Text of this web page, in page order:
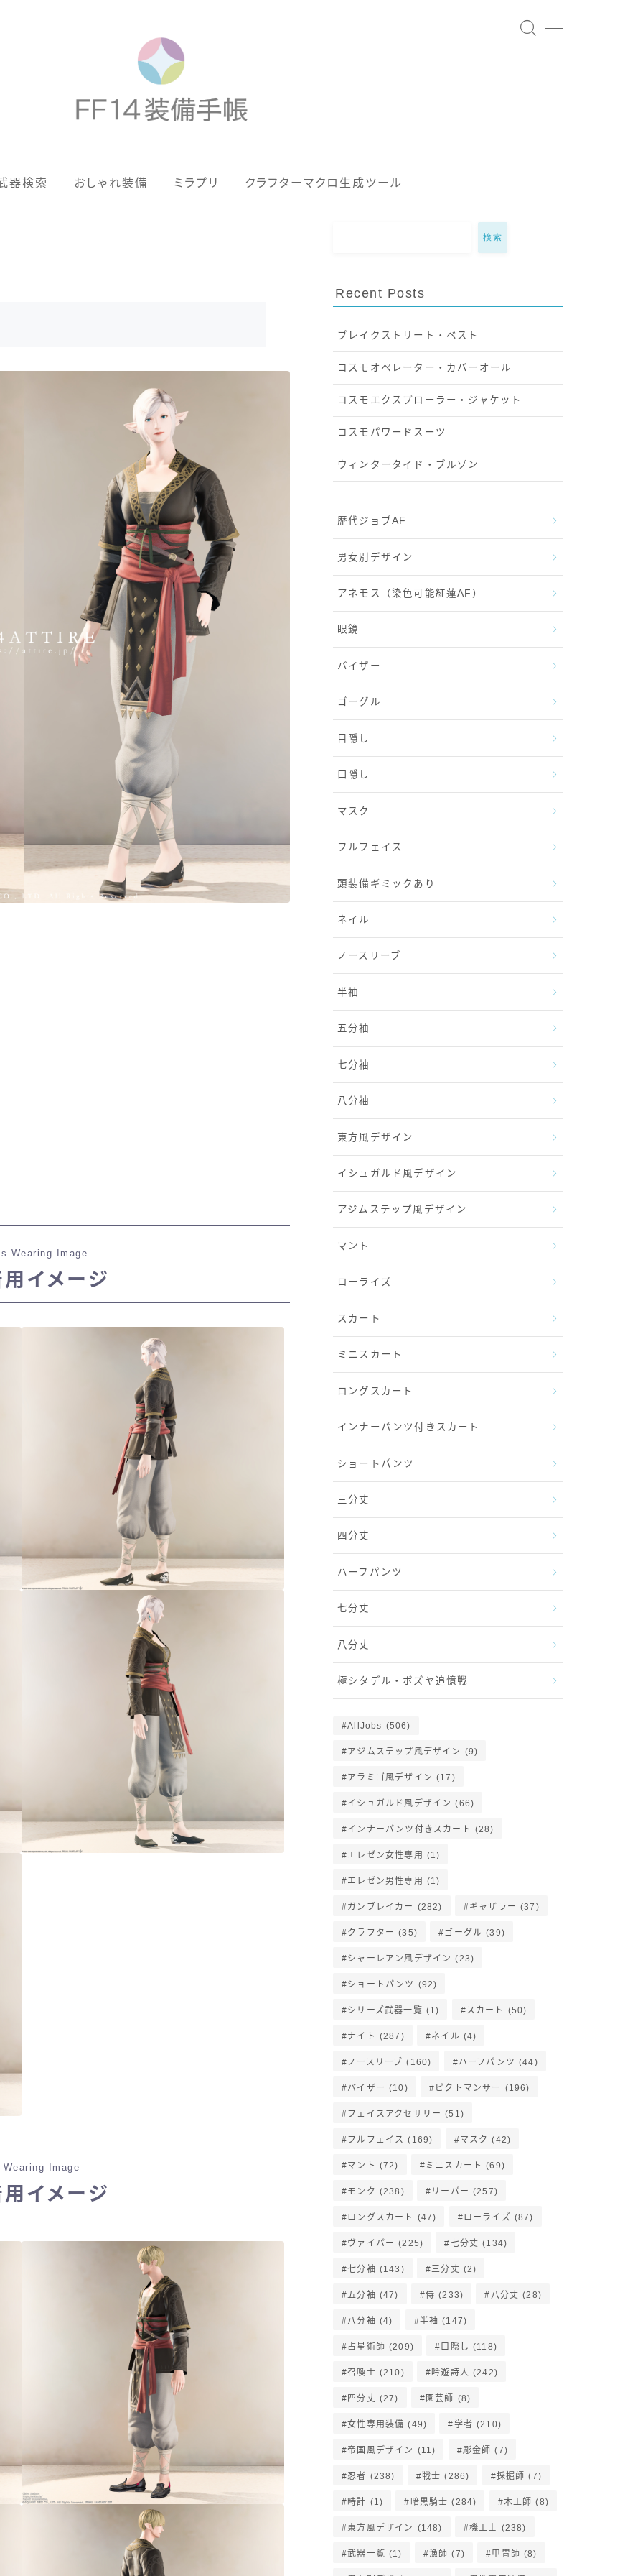
器検索 おしゃれ装備 ミラプリ クラフターマクロ生成ツール
男女別デザイン
フルフェイス
頭装備ギミックあり
ノースリーブ
東方風デザイン
ショートパンツ
三分丈
極シタデル・ボズヤ追憶戦
Wearing Image
イメージ
Wearing Image
イメージ
検索
Recent Posts
ブレイクストリート・ベスト
コスモオペレーター・カバーオール
コスモエクスプローラー・ジャケット
コスモパワードスーツ
ウィンタータイド・ブルゾン
歴代ジョブAF
男女別デザイン
アネモス（染色可能紅蓮AF）
眼鏡
バイザー
ゴーグル
目隠し
口隠し
マスク
フルフェイス
頭装備ギミックあり
ネイル
ノースリーブ
半袖
五分袖
七分袖
八分袖
東方風デザイン
イシュガルド風デザイン
アジムステップ風デザイン
マント
ローライズ
スカート
ミニスカート
ロングスカート
インナーパンツ付きスカート
ショートパンツ
三分丈
四分丈
ハーフパンツ
七分丈
八分丈
極シタデル・ボズヤ追憶戦
AllJobs (506)
アジムステップ風デザイン (9)
アラミゴ風デザイン (17)
イシュガルド風デザイン (66)
インナーパンツ付きスカート (28)
エレゼン女性専用 (1)
エレゼン男性専用 (1)
ガンブレイカー (282) ギャザラー (37)
クラフター (35) ゴーグル (39)
シャーレアン風デザイン (23)
ショートパンツ (92)
シリーズ武器一覧 (1) スカート (50)
ナイト (287) ネイル (4)
ノースリーブ (160) ハーフパンツ (44)
バイザー (10) ピクトマンサー (196)
フェイスアクセサリー (51)
フルフェイス (169) マスク (42)
マント (72) ミニスカート (69)
モンク (238) リーパー (257)
ロングスカート (47) ローライズ (87)
ヴァイパー (225) 七分丈 (134)
七分袖 (143) 三分丈 (2)
五分袖 (47) 侍 (233) 八分丈 (28)
八分袖 (4) 半袖 (147)
占星術師 (209) 口隠し (118)
召喚士 (210) 吟遊詩人 (242)
四分丈 (27) 園芸師 (8)
女性専用装備 (49) 学者 (210)
帝国風デザイン (11) 彫金師 (7)
忍者 (238) 戦士 (286) 採掘師 (7)
時計 (1) 暗黒騎士 (284) 木工師 (8)
東方風デザイン (148) 機工士 (238)
武器一覧 (1) 漁師 (7) 甲冑師 (8)